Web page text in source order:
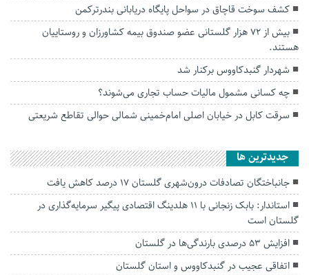
کشف سوخت قاچاق در سواحل پایگاه دریابانی بندرترکمن
بیش از ۷۲ هزار گلستانی عضو صندوق بیمه کشاورزان و روستاییان
هستند.
شهردار گنبدکاووس برکنار شد
چه کسانی مشمول مالیات حساب تجاری می‌شوند؟
سرقت کابل در خیابان اصلی امام‌خمینی شمالی حوالی تقاطع شریعتی
جديدترين ها
جانباختگان تصادفات درون‌شهری گلستان ۱۷ درصد کاهش یافت
استاندار: بابک زنجانی با ۱۱ هلدینگ اقتصادی پیگیر سرمایه‌گذاری در
گلستان است
افزایش ۵۳ درصدی بارندگی‌ها در گلستان
اتفاقی عجیب در‌ گنبدکاووس و استان گلستان